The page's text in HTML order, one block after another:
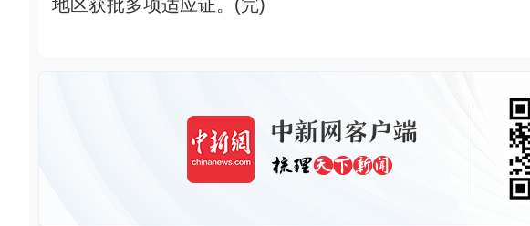
地区获批多项适应证。(完)